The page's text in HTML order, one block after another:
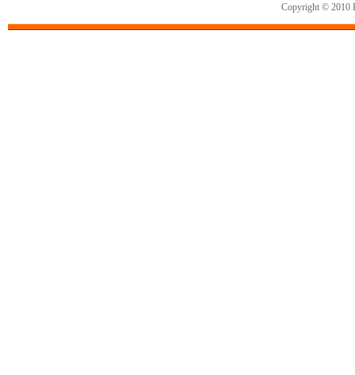
Copyright © 2010